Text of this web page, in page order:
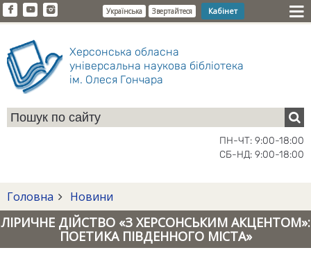
Українська Звертайтеся Кабінет
Херсонська обласна
універсальна наукова бібліотека
ім. Олеся Гончара
ПН-ЧТ: 9:00-18:00
СБ-НД: 9:00-18:00
Головна Новини
ЛІРИЧНЕ ДІЙСТВО «З ХЕРСОНСЬКИМ АКЦЕНТОМ»:
ПОЕТИКА ПІВДЕННОГО МІСТА»